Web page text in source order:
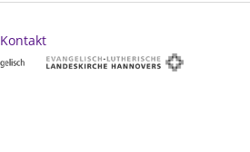
Kontakt